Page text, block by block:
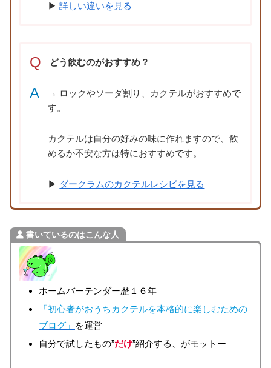
▶詳しい違いを見る
Q どう飲むのがおすすめ？
A
→ ロックやソーダ割り、カクテルがおすすめで
す。
カクテルは自分の好みの味に作れますので、飲
めるか不安な方は特におすすめです。
▶ ダークラムのカクテルレシピを見る
書いているのはこんな人
ホームバーテンダー歴１６年
「初心者がおうちカクテルを本格的に楽しむための
ブログ」
を運営
自分で試したもの”だけ”紹介する、がモットー